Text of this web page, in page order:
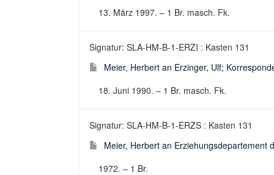
13. März 1997. – 1 Br. masch. Fk.
Signatur: SLA-HM-B-1-ERZI : Kasten 131
Meier, Herbert an Erzinger, Ulf;
18. Juni 1990. – 1 Br. masch. Fk.
Signatur: SLA-HM-B-1-ERZS : Kasten 131
Meier, Herbert an Erziehungsdepartement
1972. – 1 Br.